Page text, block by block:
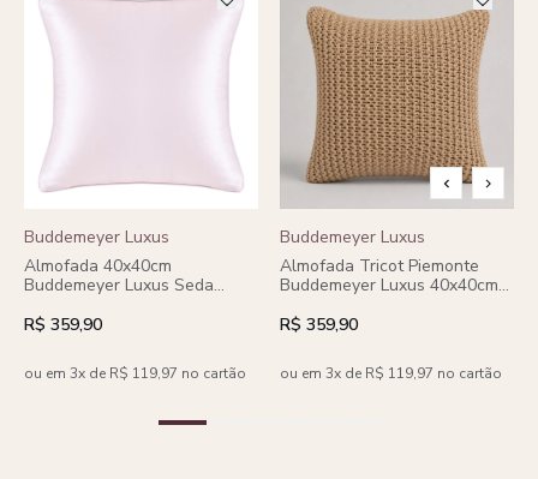
Buddemeyer Luxus
Almofada 40x40cm
Buddemeyer Luxus Seda
R$ 359,90
ou em 3x de R$ 119,97 no cartão
Buddemeyer Luxus
Almofada Tricot Piemonte
Buddemeyer Luxus 40x40cm
R$ 359,90
ou em 3x de R$ 119,97 no cartão